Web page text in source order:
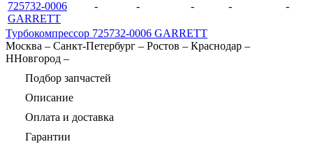
725732-0006
GARRETT
- - - - -
Турбокомпрессор 725732-0006 GARRETT
Москва – Санкт-Петербург – Ростов – Краснодар –
ННовгород –
Подбор запчастей
Описание
Оплата и доставка
Гарантии